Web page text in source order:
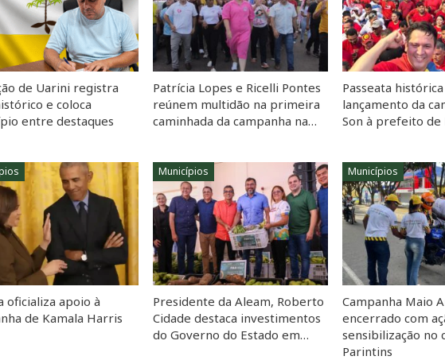
de Uarini registra
e coloca
entre destaques
Patrícia Lopes e Ricelli Pontes
reúnem multidão na primeira
caminhada da campanha na…
Passeata
lançamento da
Son à prefeito de
oficializa apoio à
de Kamala Harris
Municípios
Presidente da Aleam, Roberto
Cidade destaca investimentos
do Governo do Estado em…
Municípios
Campanha Maio
encerrado com
sensibilização no
Parintins